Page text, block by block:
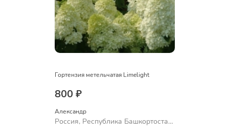
Гортензия метельчатая Limelight
800 ₽
Александр
Россия, Республика Башкортостан,